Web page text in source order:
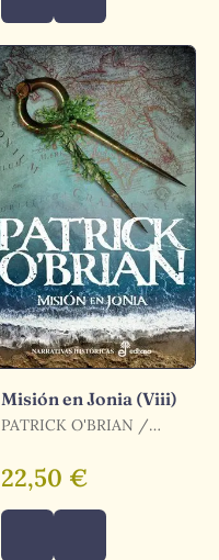
Misión en Jonia (Viii)
PATRICK O'BRIAN /
22,50 €